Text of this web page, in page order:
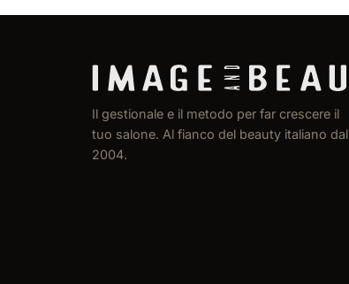
Il gestionale e il metodo per far crescere il
tuo salone. Al fianco del beauty italiano dal
2004.